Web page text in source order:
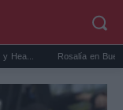
Rosalía en Buenos